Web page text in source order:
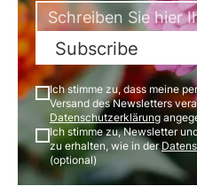
Subscribe
Ich stimme zu, dass meine
Versand des Newsletters
Datenschutzerklärung
Ich stimme zu, Newsletter
zu erhalten, wie in der
(optional)